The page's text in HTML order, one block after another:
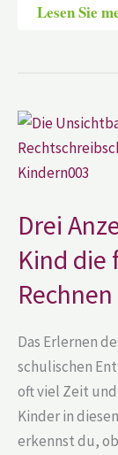
Lesen Sie
Drei
Kind die
Das Erlernen
schulischen
oft viel Zeit
Kinder in
erkennst du,
Drei
Anzeichen
dafür,
dass
dein
falsche
Methode
zum
Rechnen
üben
verwendet